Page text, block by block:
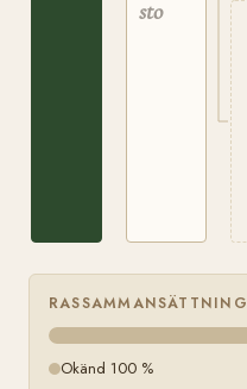
sto
RASSAMMANSÄTTNING
Okänd 100 %